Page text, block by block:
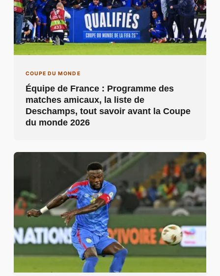
COUPE DU MONDE
Équipe de France : Programme des
matches amicaux, la liste de
Deschamps, tout savoir avant la Coupe
du monde 2026